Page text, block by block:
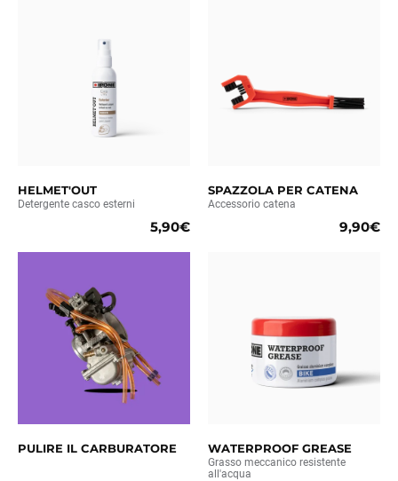
HELMET'OUT
Detergente casco esterni
5,90€
SPAZZOLA PER CATENA
Accessorio catena
9,90€
PULIRE IL CARBURATORE WATERPROOF GREASE
Grasso meccanico resistente
all'acqua